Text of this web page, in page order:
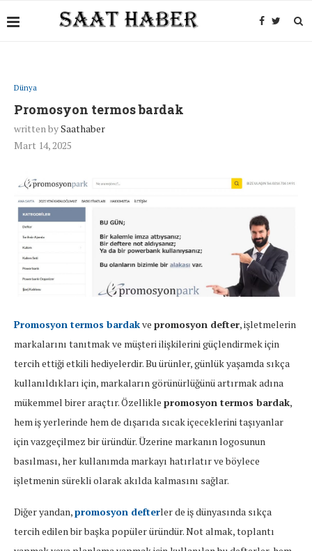
Dünya
Promosyon termos bardak
written bySaathaber
Mart 14, 2025
Promosyon termos bardakve promosyon defter, işletmelerin
markalarını tanıtmak ve müşteri ilişkilerini güçlendirmek için
tercih ettiği etkili hediyelerdir. Bu ürünler, günlük yaşamda sıkça
kullanıldıkları için, markaların görünürlüğünü artırmak adına
mükemmel birer araçtır. Özellikle promosyon termos bardak,
hem iş yerlerinde hem de dışarıda sıcak içeceklerini taşıyanlar
için vazgeçilmez bir üründür. Üzerine markanın logosunun
basılması, her kullanımda markayı hatırlatır ve böylece
işletmenin sürekli olarak akılda kalmasını sağlar.
Diğer yandan,promosyon defterler de iş dünyasında sıkça
tercih edilen bir başka popüler üründür. Not almak, toplantı